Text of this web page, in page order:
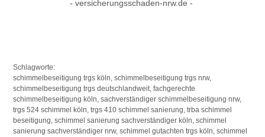
- versicherungsschaden-nrw.de -
Schlagworte:
schimmelbeseitigung trgs köln, schimmelbeseitigung trgs nrw,
schimmelbeseitigung trgs deutschlandweit, fachgerechte
schimmelbeseitigung köln, sachverständiger schimmelbeseitigung nrw,
trgs 524 schimmel köln, trgs 410 schimmel sanierung, trba schimmel
beseitigung, schimmel sanierung sachverständiger köln, schimmel
sanierung sachverständiger nrw, schimmel gutachten trgs köln, schimmel